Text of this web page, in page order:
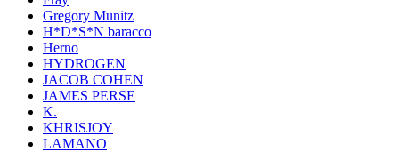
Gregory Munitz
H*D*S*N baracco
Herno
HYDROGEN
JACOB COHEN
JAMES PERSE
K.
KHRISJOY
LAMANO